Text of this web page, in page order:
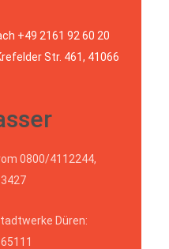
+49 2161 92 60 20
Str. 461, 41066
0800/4112244,
Düren: